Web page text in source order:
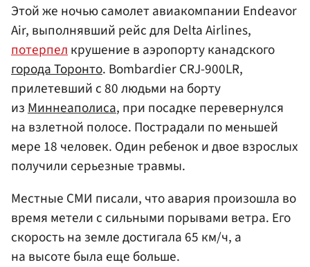
Этой же ночью самолет авиакомпании Endeavor
Air, выполнявший рейс для Delta Airlines,
потерпелкрушение в аэропорту канадского
города Торонто. Bombardier CRJ-900LR,
прилетевший с 80 людьми на борту
изМиннеаполиса, при посадке перевернулся
на взлетной полосе. Пострадали по меньшей
мере 18 человек. Один ребенок и двое взрослых
получили серьезные травмы.
Местные СМИ писали, что авария произошла во
время метели с сильными порывами ветра. Его
скорость на земле достигала 65 км/ч, а
на высоте была еще больше.